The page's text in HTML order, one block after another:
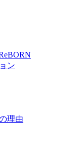
ン
理由